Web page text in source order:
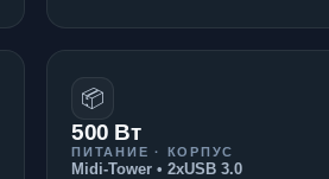
📦
500 Вт
ПИТАНИЕ · КОРПУС
Midi-Tower • 2xUSB 3.0